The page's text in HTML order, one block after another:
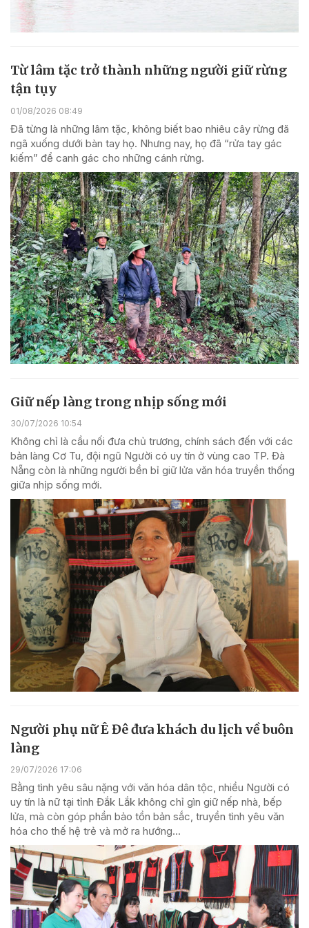
Từ lâm tặc trở thành những người giữ rừng
tận tụy
01/08/2026 08:49
Đã từng là những lâm tặc, không biết bao nhiêu cây rừng đã
ngã xuống dưới bàn tay họ. Nhưng nay, họ đã “rửa tay gác
kiếm” để canh gác cho những cánh rừng.
Giữ nếp làng trong nhịp sống mới
30/07/2026 10:54
Không chỉ là cầu nối đưa chủ trương, chính sách đến với các
bản làng Cơ Tu, đội ngũ Người có uy tín ở vùng cao TP. Đà
Nẵng còn là những người bền bỉ giữ lửa văn hóa truyền thống
giữa nhịp sống mới.
Người phụ nữ Ê Đê đưa khách du lịch về buôn
làng
29/07/2026 17:06
Bằng tình yêu sâu nặng với văn hóa dân tộc, nhiều Người có
uy tín là nữ tại tỉnh Đắk Lắk không chỉ gìn giữ nếp nhà, bếp
lửa, mà còn góp phần bảo tồn bản sắc, truyền tình yêu văn
hóa cho thế hệ trẻ và mở ra hướng...